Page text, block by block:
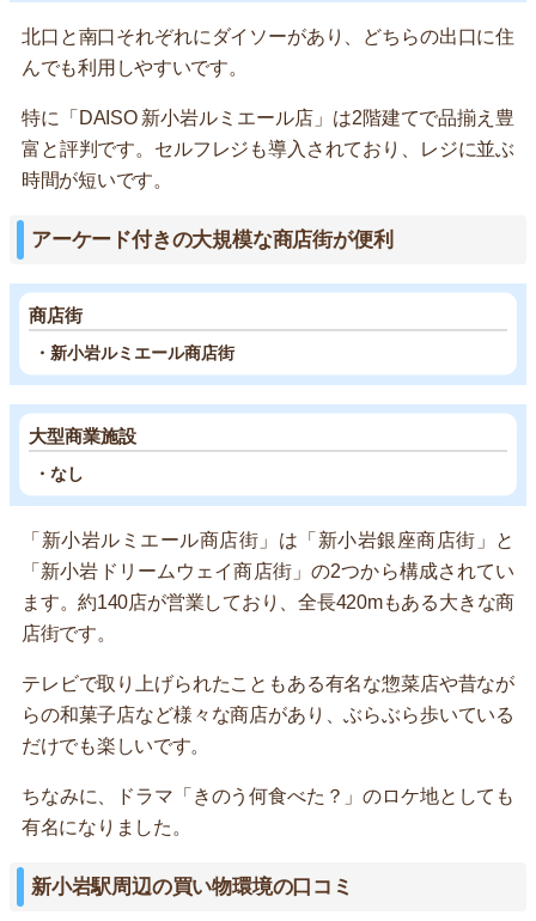
北口と南口それぞれにダイソーがあり、どちらの出口に住
んでも利用しやすいです。
特に「DAISO 新小岩ルミエール店」は2階建てで品揃え豊
富と評判です。セルフレジも導入されており、レジに並ぶ
時間が短いです。
アーケード付きの大規模な商店街が便利
商店街
・新小岩ルミエール商店街
大型商業施設
・なし
「新小岩ルミエール商店街」は「新小岩銀座商店街」と
「新小岩ドリームウェイ商店街」の2つから構成されてい
ます。約140店が営業しており、全長420mもある大きな商
店街です。
テレビで取り上げられたこともある有名な惣菜店や昔なが
らの和菓子店など様々な商店があり、ぶらぶら歩いている
だけでも楽しいです。
ちなみに、ドラマ「きのう何食べた？」のロケ地としても
有名になりました。
新小岩駅周辺の買い物環境の口コミ